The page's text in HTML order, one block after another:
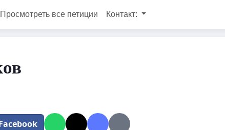
Просмотреть все петиции Контакт: